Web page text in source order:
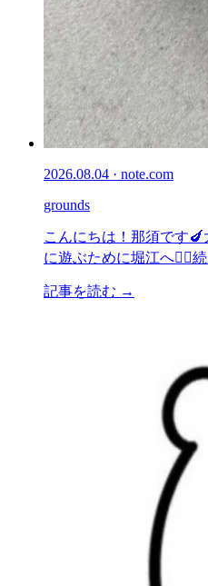
2026.08.04 · note.com
grounds
こんにちは！那須です
に遊ぶために堀江へ🏃‍♂️
記事を読む →